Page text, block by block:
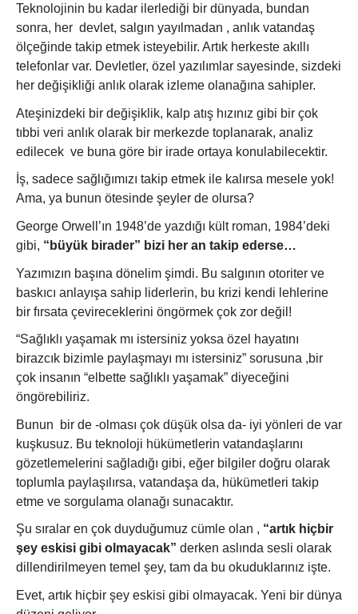
Teknolojinin bu kadar ilerlediği bir dünyada, bundan
sonra, her devlet, salgın yayılmadan , anlık vatandaş
ölçeğinde takip etmek isteyebilir. Artık herkeste akıllı
telefonlar var. Devletler, özel yazılımlar sayesinde, sizdeki
her değişikliği anlık olarak izleme olanağına sahipler.
Ateşinizdeki bir değişiklik, kalp atış hızınız gibi bir çok
tıbbi veri anlık olarak bir merkezde toplanarak, analiz
edilecek ve buna göre bir irade ortaya konulabilecektir.
İş, sadece sağlığımızı takip etmek ile kalırsa mesele yok!
Ama, ya bunun ötesinde şeyler de olursa?
George Orwell’ın 1948’de yazdığı kült roman, 1984’deki
gibi, “büyük birader” bizi her an takip ederse…
Yazımızın başına dönelim şimdi. Bu salgının otoriter ve
baskıcı anlayışa sahip liderlerin, bu krizi kendi lehlerine
bir fırsata çevireceklerini öngörmek çok zor değil!
“Sağlıklı yaşamak mı istersiniz yoksa özel hayatını
birazcık bizimle paylaşmayı mı istersiniz” sorusuna ,bir
çok insanın “elbette sağlıklı yaşamak” diyeceğini
öngörebiliriz.
Bunun
bir de -olması çok düşük olsa da- iyi yönleri de var
kuşkusuz. Bu teknoloji hükümetlerin vatandaşlarını
gözetlemelerini sağladığı gibi, eğer bilgiler doğru olarak
toplumla paylaşılırsa, vatandaşa da, hükümetleri takip
etme ve sorgulama olanağı sunacaktır.
Şu sıralar en çok duyduğumuz cümle olan , “artık hiçbir
şey eskisi gibi olmayacak” derken aslında sesli olarak
dillendirilmeyen temel şey, tam da bu okuduklarınız işte.
Evet, artık hiçbir şey eskisi gibi olmayacak. Yeni bir dünya